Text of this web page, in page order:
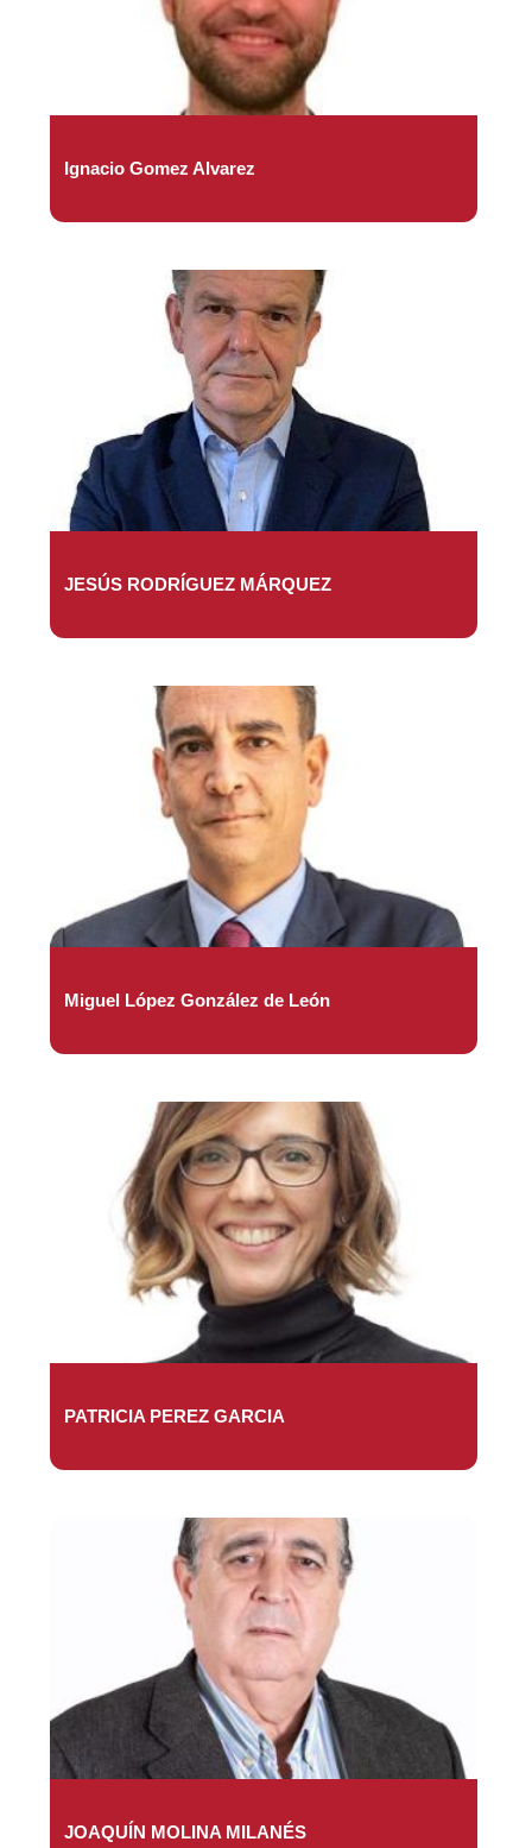
Ignacio Gomez Alvarez
JESÚS RODRÍGUEZ MÁRQUEZ
Miguel López González de León
PATRICIA PEREZ GARCIA
JOAQUÍN MOLINA MILANÉS